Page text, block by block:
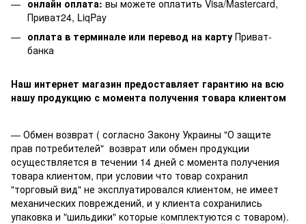
онлайн оплата: вы можете оплатить Visa/Mastercard,
Приват24, LiqPay
оплата в терминале или перевод на карту Приват-
банка
Наш интернет магазин предоставляет гарантию на всю
нашу продукцию с момента получения товара клиентом
— Обмен возврат ( согласно Закону Украины "О защите
прав потребителей" возврат или обмен продукции
осуществляется в течении 14 дней с момента получения
товара клиентом, при условии что товар сохранил
"торговый вид" не эксплуатировался клиентом, не имеет
механических повреждений, и у клиента сохранились
упаковка и "шильдики" которые комплектуются с товаром).